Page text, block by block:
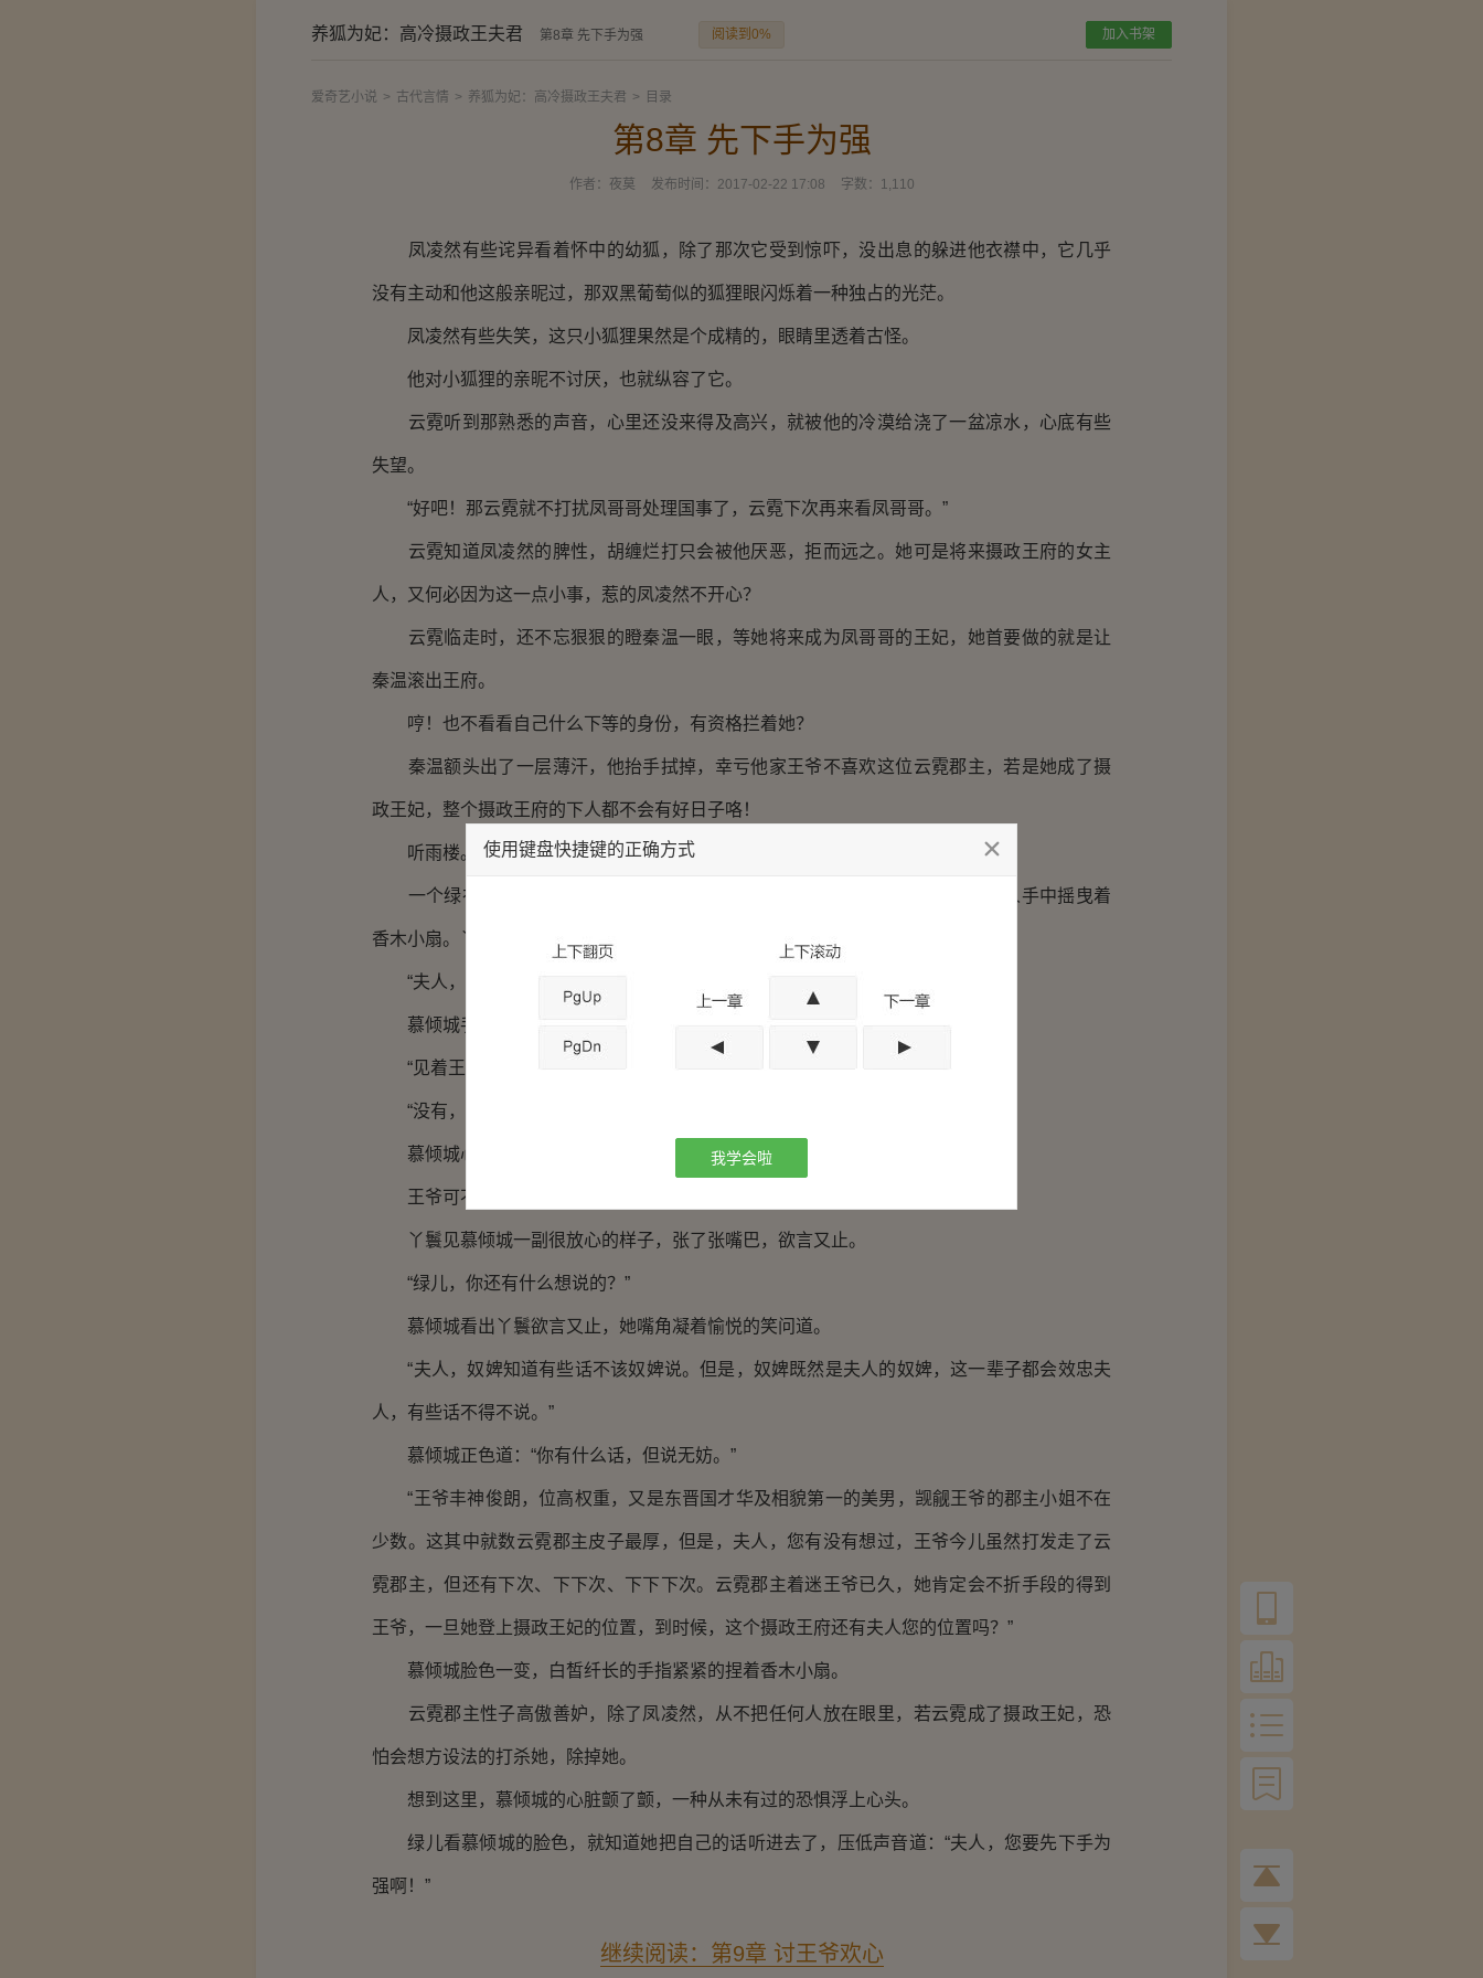
养狐为妃：高冷摄政王夫君 第8章 先下手为强 阅读到0% 加入书架
爱奇艺小说 > 古代言情 > 养狐为妃：高冷摄政王夫君 > 目录
第8章 先下手为强
作者： 夜莫 发布时间： 2017-02-22 17:08 字数： 1,110
凤凌然有些诧异看着怀中的幼狐，除了那次它受到惊吓，没出息的躲进他衣襟中，它几乎
没有主动和他这般亲昵过，那双黑葡萄似的狐狸眼闪烁着一种独占的光茫。
凤凌然有些失笑，这只小狐狸果然是个成精的，眼睛里透着古怪。
他对小狐狸的亲昵不讨厌，也就纵容了它。
云霓听到那熟悉的声音，心里还没来得及高兴，就被他的冷漠给浇了一盆凉水，心底有些
失望。
“好吧！那云霓就不打扰凤哥哥处理国事了，云霓下次再来看凤哥哥。”
云霓知道凤凌然的脾性，胡缠烂打只会被他厌恶，拒而远之。她可是将来摄政王府的女主
人，又何必因为这一点小事，惹的凤凌然不开心？
云霓临走时，还不忘狠狠的瞪秦温一眼，等她将来成为凤哥哥的王妃，她首要做的就是让
秦温滚出王府。
哼！也不看看自己什么下等的身份，有资格拦着她？
秦温额头出了一层薄汗，他抬手拭掉，幸亏他家王爷不喜欢这位云霓郡主，若是她成了摄
政王妃，整个摄政王府的下人都不会有好日子咯！
听雨楼。
一个绿衣丫鬟脚步匆匆的走来，看到听雨楼中身材妙曼，容貌倾城国色的美人手中摇曳着
香木小扇。丫鬟喘着气，脚步没停，反而加快的走到美人身边，压低了声音。
“夫人，云霓郡主又来王府找王爷了。”
慕倾城手中小扇停住，皱起眉心，水芙蓉般的眼睛闪过不悦。
“见着王爷了吗？”
“没有，被王爷打发走了。”
慕倾城心中微微松了一口气，嘴角上翘，闪过讥诮。
王爷可不是想见就见的，哪怕她是郡主，王爷也不把那骚蹄子放在眼底。
丫鬟见慕倾城一副很放心的样子，张了张嘴巴，欲言又止。
“绿儿，你还有什么想说的？”
慕倾城看出丫鬟欲言又止，她嘴角凝着愉悦的笑问道。
“夫人，奴婢知道有些话不该奴婢说。但是，奴婢既然是夫人的奴婢，这一辈子都会效忠夫
人，有些话不得不说。”
慕倾城正色道：“你有什么话，但说无妨。”
“王爷丰神俊朗，位高权重，又是东晋国才华及相貌第一的美男，觊觎王爷的郡主小姐不在
少数。这其中就数云霓郡主皮子最厚，但是，夫人，您有没有想过，王爷今儿虽然打发走了云
霓郡主，但还有下次、下下次、下下下次。云霓郡主着迷王爷已久，她肯定会不折手段的得到
王爷，一旦她登上摄政王妃的位置，到时候，这个摄政王府还有夫人您的位置吗？”
慕倾城脸色一变，白皙纤长的手指紧紧的捏着香木小扇。
云霓郡主性子高傲善妒，除了凤凌然，从不把任何人放在眼里，若云霓成了摄政王妃，恐
怕会想方设法的打杀她，除掉她。
想到这里，慕倾城的心脏颤了颤，一种从未有过的恐惧浮上心头。
绿儿看慕倾城的脸色，就知道她把自己的话听进去了，压低声音道：“夫人，您要先下手为
强啊！”
继续阅读：第9章 讨王爷欢心
使用键盘快捷键的正确方式
我学会啦